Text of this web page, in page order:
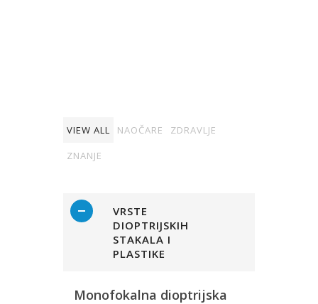
VIEW ALL NAOČARE
ZDRAVLJE
ZNANJE
VRSTE
DIOPTRIJSKIH
STAKALA I
PLASTIKE
Monofokalna dioptrijska